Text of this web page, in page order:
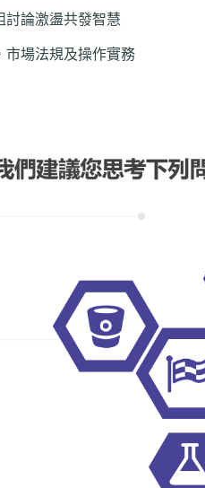
討論激盪共發智慧
市場法規及操作實務